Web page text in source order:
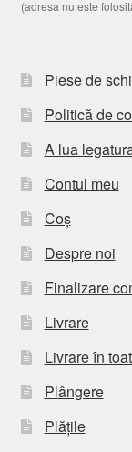
(adresa nu este
Piese de
Politică de
A lua
Contul meu
Coș
Despre noi
Finalizare
Livrare
Livrare în
Plângere
Plățile